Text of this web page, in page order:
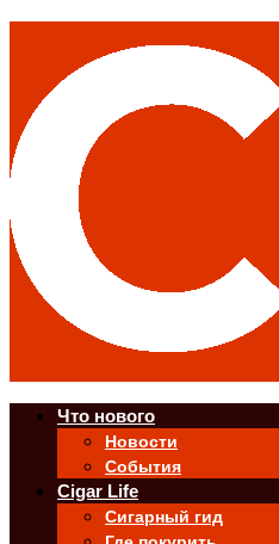
Что нового
Новости
События
Cigar Life
Сигарный гид